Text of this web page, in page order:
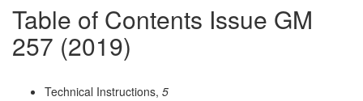
Table of Contents Issue GM
257 (2019)
Technical Instructions, 5